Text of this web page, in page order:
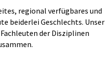
regional verfügbares und
beiderlei Geschlechts. Unser
der Disziplinen